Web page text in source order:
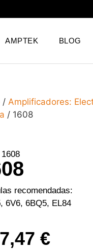
AMPTEK BLOG
/ Amplificadores:
/ 1608
recomendadas:
6V6, 6BQ5, EL84
€